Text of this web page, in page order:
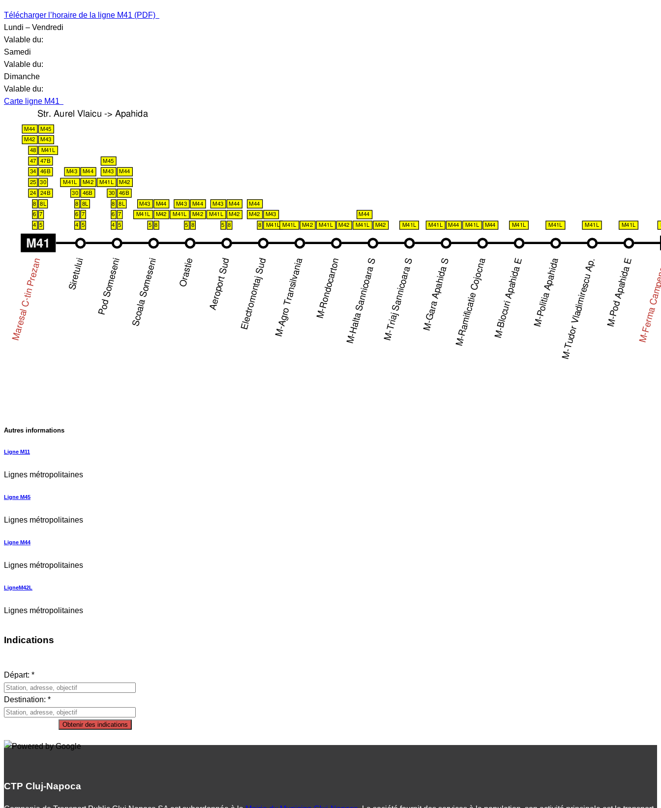
Télécharger l’horaire de la ligne M41 (PDF)
Lundi – Vendredi
Valable du:
Samedi
Valable du:
Dimanche
Valable du:
Carte ligne M41
Autres informations
Ligne M11
Lignes métropolitaines
Ligne M45
Lignes métropolitaines
Ligne M44
Lignes métropolitaines
LigneM42L
Lignes métropolitaines
Indications
Départ: *
Destination: *
Obtenir des indications
CTP Cluj-Napoca